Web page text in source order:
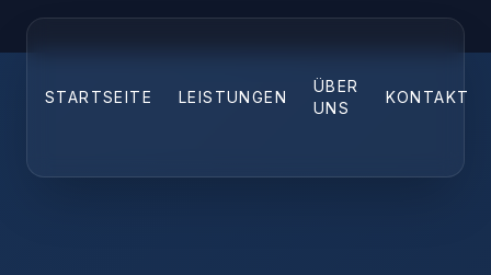
STARTSEITE LEISTUNGEN
ÜBER
UNS
KONTAKT